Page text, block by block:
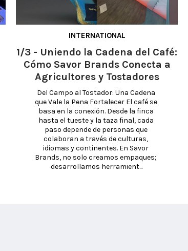
INTERNATIONAL
1/3 - Uniendo la Cadena del Café:
Cómo Savor Brands Conecta a
Agricultores y Tostadores
Del Campo al Tostador: Una Cadena
que Vale la Pena Fortalecer El café se
basa en la conexión. Desde la finca
hasta el tueste y la taza final, cada
paso depende de personas que
colaboran a través de culturas,
idiomas y continentes. En Savor
Brands, no solo creamos empaques;
desarrollamos herramient...